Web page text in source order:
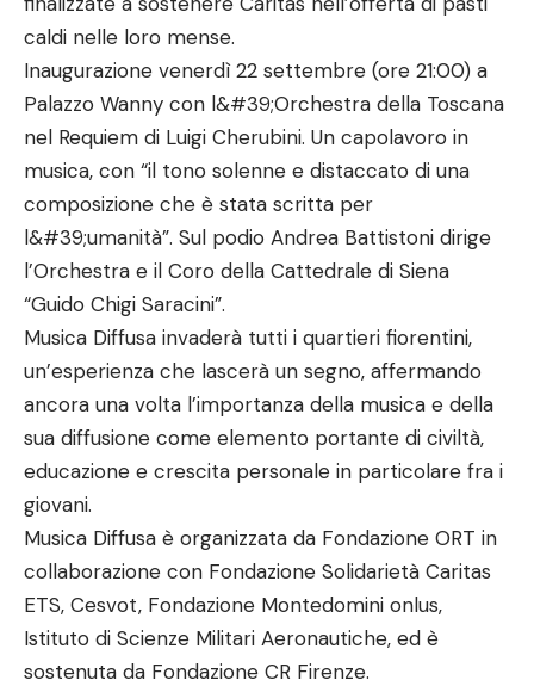
caldi nelle loro mense.
Inaugurazione venerdì 22 settembre (ore 21:00) a
Palazzo Wanny con l&#39;Orchestra della Toscana
nel Requiem di Luigi Cherubini. Un capolavoro in
musica, con “il tono solenne e distaccato di una
composizione che è stata scritta per
l&#39;umanità”. Sul podio Andrea Battistoni dirige
l’Orchestra e il Coro della Cattedrale di Siena
“Guido Chigi Saracini”.
Musica Diffusa invaderà tutti i quartieri fiorentini,
un’esperienza che lascerà un segno, affermando
ancora una volta l’importanza della musica e della
sua diffusione come elemento portante di civiltà,
educazione e crescita personale in particolare fra i
giovani.
Musica Diffusa è organizzata da Fondazione ORT in
collaborazione con Fondazione Solidarietà Caritas
ETS, Cesvot, Fondazione Montedomini onlus,
Istituto di Scienze Militari Aeronautiche, ed è
sostenuta da Fondazione CR Firenze.